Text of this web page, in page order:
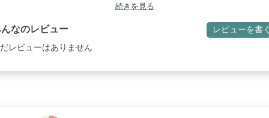
続きを見る
なのレビュー レビューを書く
レビューはありません